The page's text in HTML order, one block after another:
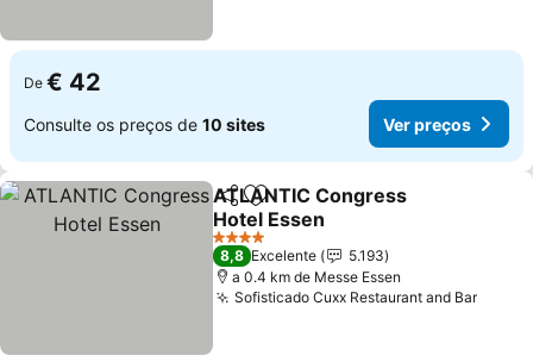
De € 42
Consulte os preços de 10 sites Ver preços
PartilharAdicionar aos favoritos
ATLANTIC Congress
Hotel Essen
Ver preços
4 Estrelas
8,8 Excelente
5.193
a 0.4 km de Messe Essen
Sofisticado Cuxx Restaurant and BarVer